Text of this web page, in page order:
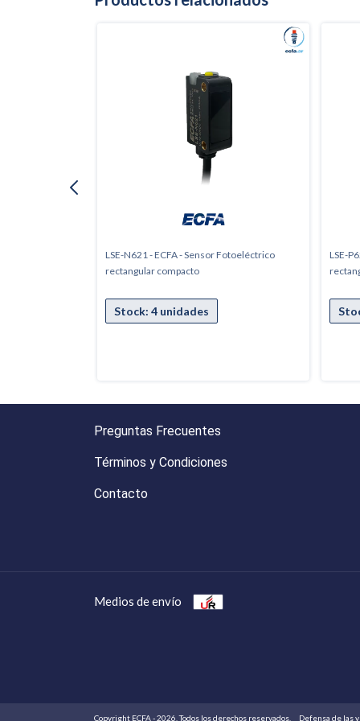
LSE-N621 - ECFA - Sensor Fotoeléctrico
rectangular compacto
LSE-
Preguntas Frecuentes
Términos y Condiciones
Contacto
Medios de envío
Copyright ECFA - 2026. Todos los derechos reservados. Defensa de las